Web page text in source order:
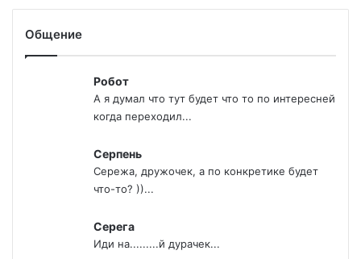
Общение
Робот
А я думал что тут будет что то по интересней
когда переходил...
Серпень
Сережа, дружочек, а по конкретике будет
что-то? ))...
Серега
Иди на.........й дурачек...